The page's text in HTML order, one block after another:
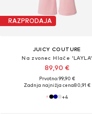
RAZPRODAJA
JUICY COUTURE
Na zvonec Hlače 'LAYLA'
89,90 €
Prvotno: 99,90 €
Zadnja najnižja cena80,91 €
+4